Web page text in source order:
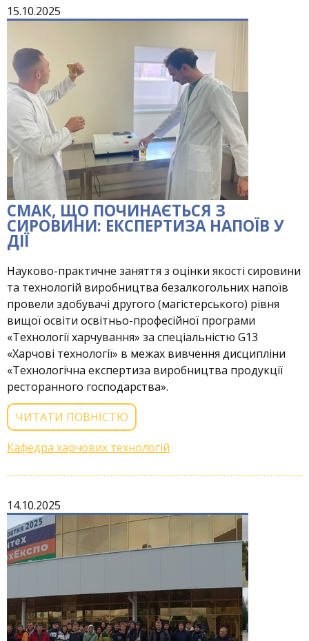
15.10.2025
СМАК, ЩО ПОЧИНАЄТЬСЯ З
СИРОВИНИ: ЕКСПЕРТИЗА НАПОЇВ У
ДІЇ
Науково-практичне заняття з оцінки якості сировини
та технологій виробництва безалкогольних напоїв
провели здобувачі другого (магістерського) рівня
вищої освіти освітньо-професійної програми
«Технології харчування» за спеціальністю G13
«Харчові технології» в межах вивчення дисципліни
«Технологічна експертиза виробництва продукції
ресторанного господарства».
ЧИТАТИ ПОВНІСТЮ
Кафедра харчових технологій
14.10.2025